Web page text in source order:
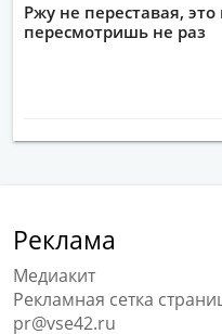
Ржу не переставая, это
пересмотришь не раз
Реклама
Медиакит
Рекламная сетка
pr@vse42.ru